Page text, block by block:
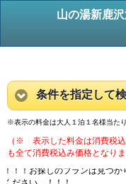
山の湯新鹿
条件を指定して
※表示の料金は大人１泊１名様当た
（※ 表示した料金は消費税
も全て消費税込み価格となりま
！！！お探しのプランは見つ